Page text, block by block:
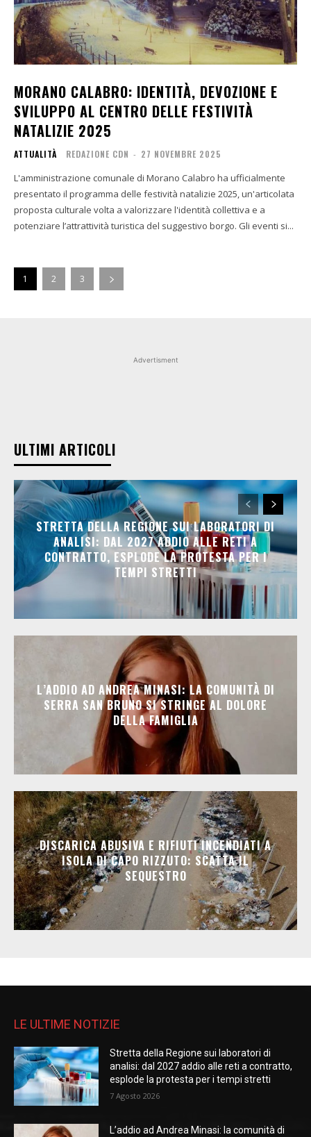
MORANO CALABRO: IDENTITÀ, DEVOZIONE E
SVILUPPO AL CENTRO DELLE FESTIVITÀ
NATALIZIE 2025
ATTUALITÀ REDAZIONE CDN - 27 NOVEMBRE 2025
L'amministrazione comunale di Morano Calabro ha ufficialmente
presentato il programma delle festività natalizie 2025, un'articolata
proposta culturale volta a valorizzare l'identità collettiva e a
potenziare l’attrattività turistica del suggestivo borgo. Gli eventi si...
1 2 3
Advertisment
ULTIMI ARTICOLI
STRETTA DELLA REGIONE SUI LABORATORI DI
ANALISI: DAL 2027 ADDIO ALLE RETI A
CONTRATTO, ESPLODE LA PROTESTA PER I
TEMPI STRETTI
L’ADDIO AD ANDREA MINASI: LA COMUNITÀ DI
SERRA SAN BRUNO SI STRINGE AL DOLORE
DELLA FAMIGLIA
DISCARICA ABUSIVA E RIFIUTI INCENDIATI A
ISOLA DI CAPO RIZZUTO: SCATTA IL
SEQUESTRO
LE ULTIME NOTIZIE
Stretta della Regione sui laboratori di
analisi: dal 2027 addio alle reti a contratto,
esplode la protesta per i tempi stretti
7 Agosto 2026
L’addio ad Andrea Minasi: la comunità di